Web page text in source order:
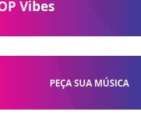
PEÇA SUA MÚSICA
Vibes